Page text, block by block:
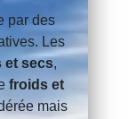
par des
Les
et secs,
froids et
mais